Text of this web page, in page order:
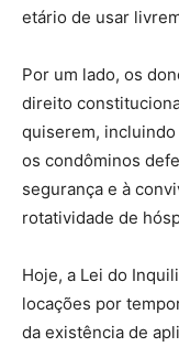
etário de usar
Por um lado, os
direito
quiserem,
os condôminos
segurança e à
rotatividade de
Hoje, a Lei do
locações por
da existência de